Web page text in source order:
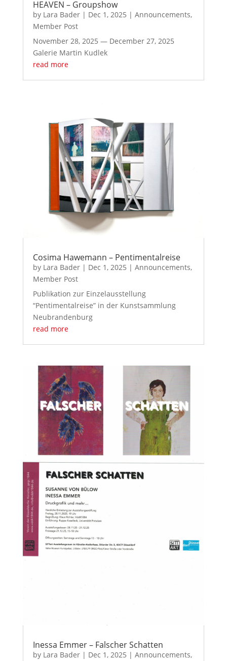
HEAVEN – Groupshow
by Lara Bader| Dec 1, 2025 | Announcements,
Member Post
November 28, 2025 — December 27, 2025
Galerie Martin Kudlek
read more
Cosima Hawemann – Pentimentalreise
by Lara Bader| Dec 1, 2025 | Announcements,
Member Post
Publikation zur Einzelausstellung
“Pentimentalreise” in der Kunstsammlung
Neubrandenburg
read more
Inessa Emmer – Falscher Schatten
by Lara Bader| Dec 1, 2025 | Announcements,